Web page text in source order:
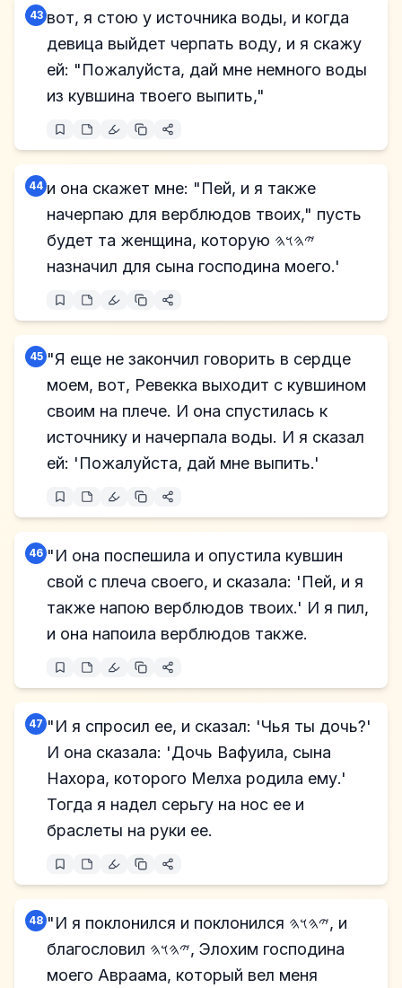
43 вот, я стою у источника воды, и когда
девица выйдет черпать воду, и я скажу
ей: "Пожалуйста, дай мне немного воды
из кувшина твоего выпить,"
44 и она скажет мне: "Пей, и я также
начерпаю для верблюдов твоих," пусть
будет та женщина, которую 𐤉𐤄𐤅𐤄
назначил для сына господина моего.'
45 "Я еще не закончил говорить в сердце
моем, вот, Ревекка выходит с кувшином
своим на плече. И она спустилась к
источнику и начерпала воды. И я сказал
ей: 'Пожалуйста, дай мне выпить.'
46 "И она поспешила и опустила кувшин
свой с плеча своего, и сказала: 'Пей, и я
также напою верблюдов твоих.' И я пил,
и она напоила верблюдов также.
47 "И я спросил ее, и сказал: 'Чья ты дочь?'
И она сказала: 'Дочь Вафуила, сына
Нахора, которого Мелха родила ему.'
Тогда я надел серьгу на нос ее и
браслеты на руки ее.
48 "И я поклонился и поклонился 𐤉𐤄𐤅𐤄, и
благословил 𐤉𐤄𐤅𐤄, Элохим господина
моего Авраама, который вел меня